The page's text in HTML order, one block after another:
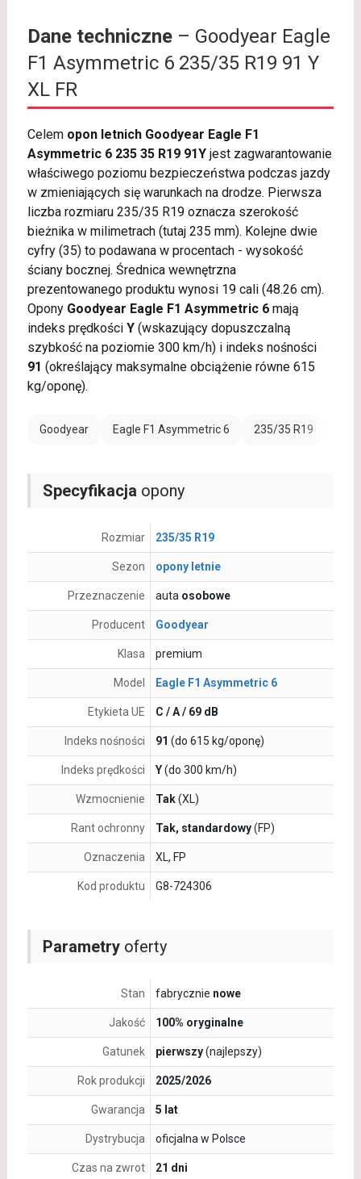
Dane techniczne– Goodyear Eagle
F1 Asymmetric 6 235/35 R19 91 Y
XL FR
Celem opon letnich Goodyear Eagle F1
Asymmetric 6 235 35 R19 91Yjest zagwarantowanie
właściwego poziomu bezpieczeństwa podczas jazdy
w zmieniających się warunkach na drodze. Pierwsza
liczba rozmiaru 235/35 R19 oznacza szerokość
bieżnika w milimetrach (tutaj 235 mm). Kolejne dwie
cyfry (35) to podawana w procentach - wysokość
ściany bocznej. Średnica wewnętrzna
prezentowanego produktu wynosi 19 cali (48.26 cm).
Opony Goodyear Eagle F1 Asymmetric 6mają
indeks prędkości Y(wskazujący dopuszczalną
szybkość na poziomie 300 km/h) i indeks nośności
91 (określający maksymalne obciążenie równe 615
kg/oponę).
Goodyear Eagle F1 Asymmetric 6 235/35 R19
Parametryoferty
Stan fabrycznie nowe
Jakość 100% oryginalne
Gatunek pierwszy(najlepszy)
Rok produkcji 2025/2026
Gwarancja 5 lat
Dystrybucja oficjalna w Polsce
Czas na zwrot 21 dni
Specyfikacja opony
Rozmiar 235/35 R19
Sezon opony letnie
Przeznaczenie auta osobowe
Producent Goodyear
Klasa premium
Model Eagle F1 Asymmetric 6
Etykieta UE C / A / 69 dB
Indeks nośności 91 (do 615 kg/oponę)
Indeks prędkości Y(do 300 km/h)
Wzmocnienie Tak(XL)
Rant ochronny Tak, standardowy(FP)
Oznaczenia XL, FP
Kod produktu G8-724306